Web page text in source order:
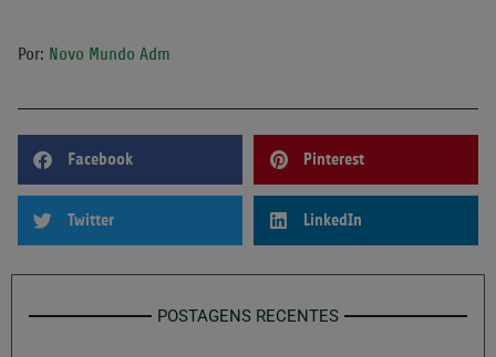
Por: Novo Mundo Adm
Facebook Pinterest
Twitter LinkedIn
POSTAGENS RECENTES